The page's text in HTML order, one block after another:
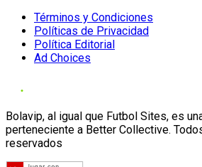
Términos y Condiciones
Políticas de Privacidad
Política Editorial
Ad Choices
Bolavip, al igual que Futbol Sites, es
perteneciente a Better Collective.
reservados